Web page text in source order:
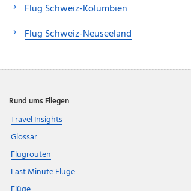
Flug Schweiz-Kolumbien
Flug Schweiz-Neuseeland